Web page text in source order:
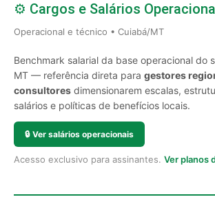
⚙️ Cargos e Salários
Operacional e técnico • Cuiabá/MT
Benchmark salarial da base operacional do
MT — referência direta para gestores
consultores dimensionarem escalas,
salários e políticas de benefícios locais.
🔒 Ver salários operacionais
Acesso exclusivo para assinantes. Ver planos